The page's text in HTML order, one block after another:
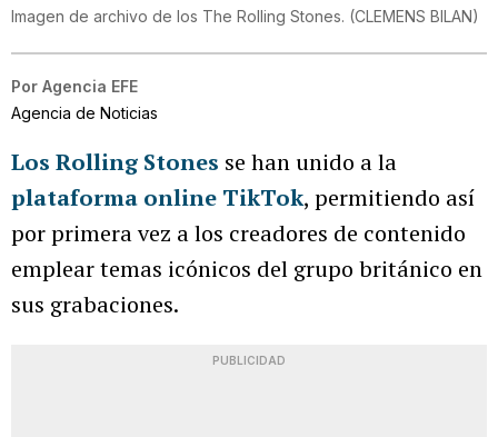
Imagen de archivo de los The Rolling Stones. (CLEMENS BILAN)
Por Agencia EFE
Agencia de Noticias
Los Rolling Stones se han unido a la
plataforma online TikTok, permitiendo así
por primera vez a los creadores de contenido
emplear temas icónicos del grupo británico en
sus grabaciones.
PUBLICIDAD